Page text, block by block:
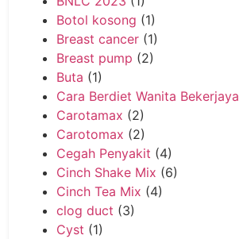
Botol kosong (1)
Breast cancer (1)
Breast pump (2)
Buta (1)
Cara Berdiet Wanita Bekerjaya
Carotamax (2)
Carotomax (2)
Cegah Penyakit (4)
Cinch Shake Mix (6)
Cinch Tea Mix (4)
clog duct (3)
Cyst (1)